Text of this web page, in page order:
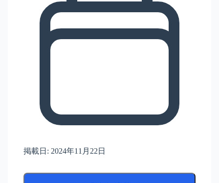
掲載日: 2024年11月22日